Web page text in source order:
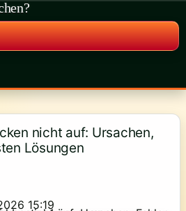
nicht auf: Ursachen,
Lösungen
15:19